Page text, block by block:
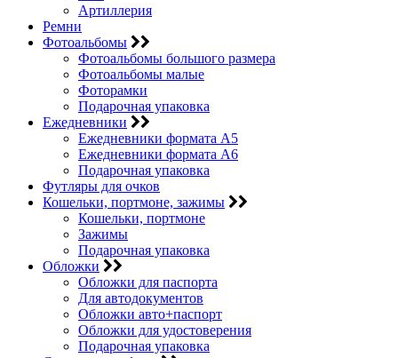
Артиллерия
Ремни
Фотоальбомы
Фотоальбомы большого размера
Фотоальбомы малые
Фоторамки
Подарочная упаковка
Ежедневники
Ежедневники формата А5
Ежедневники формата А6
Подарочная упаковка
Футляры для очков
Кошельки, портмоне, зажимы
Кошельки, портмоне
Зажимы
Подарочная упаковка
Обложки
Обложки для паспорта
Для автодокументов
Обложки авто+паспорт
Обложки для удостоверения
Подарочная упаковка